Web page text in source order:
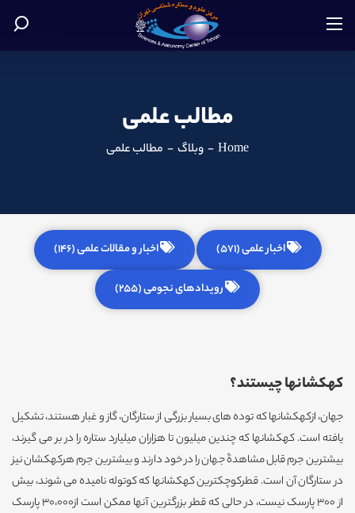
مطالب علمی
Home
- وبلاگ - مطالب علمی
اخبار علمی (571) اخبار و مقالات علمی (146)
رویدادهای نجومی (255)
کهکشانها چیستند؟
جهان، ازکهکشانها که توده های بسیار بزرگی از ستارگان، گاز و غبار هستند، تشکیل
یافته است. کهکشانها که چندین میلیون تا هزاران میلیارد ستاره را در بر می گیرند،
بیشترین جرم قابل مشاهدۀ جهان را در خود دارند و بیشترین جرم هرکهکشان نیز
در ستارگان آن است. قطرکوچکترین کهکشانها که کوتوله نامیده می شوند، بیش
از 300 پارسک نیست، در حالی که قطر بزرگترین آنها ممکن است از30،000 پارسک